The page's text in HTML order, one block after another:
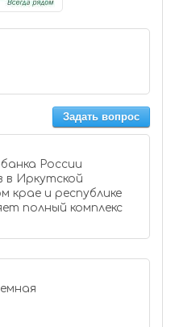
Задать вопрос
России
в Иркутской
крае и республике
полный комплекс
21-11 приемная